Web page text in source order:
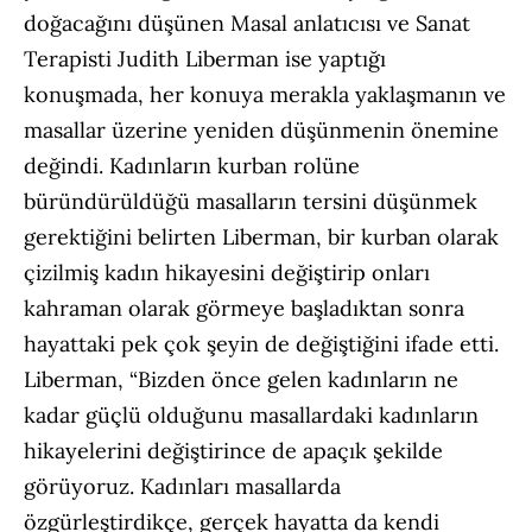
doğacağını düşünen Masal anlatıcısı ve Sanat
Terapisti Judith Liberman ise yaptığı
konuşmada, her konuya merakla yaklaşmanın ve
masallar üzerine yeniden düşünmenin önemine
değindi. Kadınların kurban rolüne
büründürüldüğü masalların tersini düşünmek
gerektiğini belirten Liberman, bir kurban olarak
çizilmiş kadın hikayesini değiştirip onları
kahraman olarak görmeye başladıktan sonra
hayattaki pek çok şeyin de değiştiğini ifade etti.
Liberman, “Bizden önce gelen kadınların ne
kadar güçlü olduğunu masallardaki kadınların
hikayelerini değiştirince de apaçık şekilde
görüyoruz. Kadınları masallarda
özgürleştirdikçe, gerçek hayatta da kendi